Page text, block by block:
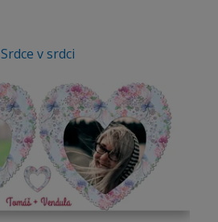
Srdce v srdci